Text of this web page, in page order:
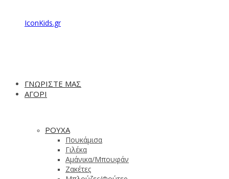
IconKids.gr
ΓΝΩΡΙΣΤΕ ΜΑΣ
ΑΓΟΡΙ
ΡΟΥΧΑ
Πουκάμισα
Γιλέκα
Αμάνικα/Μπουφάν
Ζακέτες